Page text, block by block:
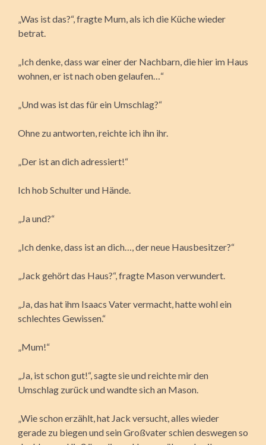
„Was ist das?“, fragte Mum, als ich die Küche wieder
betrat.
„Ich denke, dass war einer der Nachbarn, die hier im Haus
wohnen, er ist nach oben gelaufen…“
„Und was ist das für ein Umschlag?“
Ohne zu antworten, reichte ich ihn ihr.
„Der ist an dich adressiert!“
Ich hob Schulter und Hände.
„Ja und?“
„Ich denke, dass ist an dich…, der neue Hausbesitzer?“
„Jack gehört das Haus?“, fragte Mason verwundert.
„Ja, das hat ihm Isaacs Vater vermacht, hatte wohl ein
schlechtes Gewissen.“
„Mum!“
„Ja, ist schon gut!“, sagte sie und reichte mir den
Umschlag zurück und wandte sich an Mason.
„Wie schon erzählt, hat Jack versucht, alles wieder
gerade zu biegen und sein Großvater schien deswegen so